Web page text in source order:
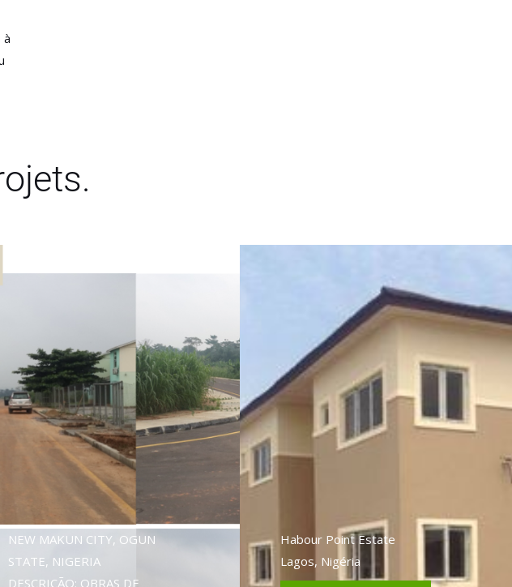
à
NEW MAKUN CITY, OGUN
STATE, NIGERIA
DESCRIÇÃO: OBRAS DE
Habour Point Estate
Lagos, Nigéria